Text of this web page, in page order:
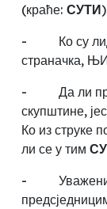
(краће: СУТИ)
-
Ко су
страначка,
-
Да ли
скупштине,
Ко из струке
ли се у тим
-